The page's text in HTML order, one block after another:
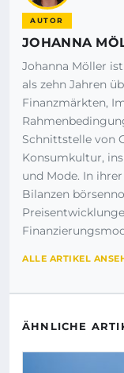
AUTOR
JOHANNA
Johanna Möller
als zehn Jahren
Finanzmärkten,
Schnittstelle von
Konsumkultur,
und Mode. In
Bilanzen
ALLE ARTIKEL
ÄHNLICHE